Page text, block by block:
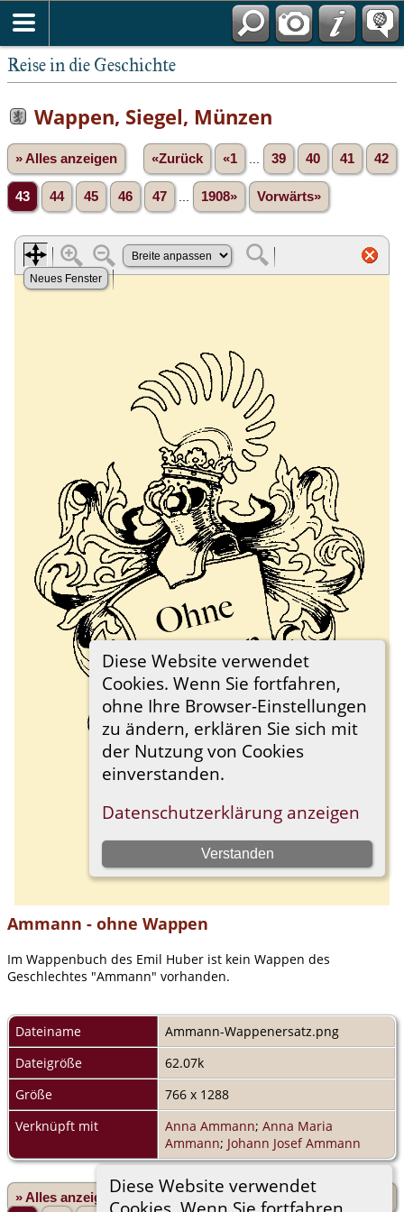
Reise in die Geschichte
Diese Website verwendet
Wappen, Siegel, Münzen
» Alles anzeigen «Zurück «1 39 40 41 42
43 44 45 46 47 1908» Vorwärts»
Ammann - ohne Wappen
Im Wappenbuch des Emil Huber ist kein Wappen des
Geschlechtes "Ammann" vorhanden.
Dateiname
Ammann-Wappenersatz.png
Dateigröße
62.07k
Größe
766 x 1288
Verknüpft mit
Anna Ammann; Anna Maria
Ammann; Johann Josef Ammann
» Alles anzeigen